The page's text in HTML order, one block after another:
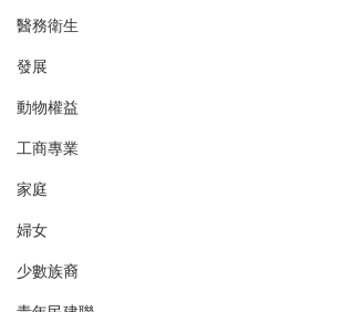
醫務衛生
發展
動物權益
工商專業
家庭
婦女
少數族裔